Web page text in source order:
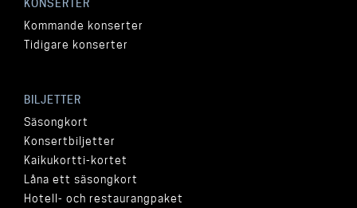
KONSERTER
Kommande konserter
Tidigare konserter
BILJETTER
Säsongkort
Konsertbiljetter
Kaikukortti-kortet
Låna ett säsongkort
Hotell- och restaurangpaket